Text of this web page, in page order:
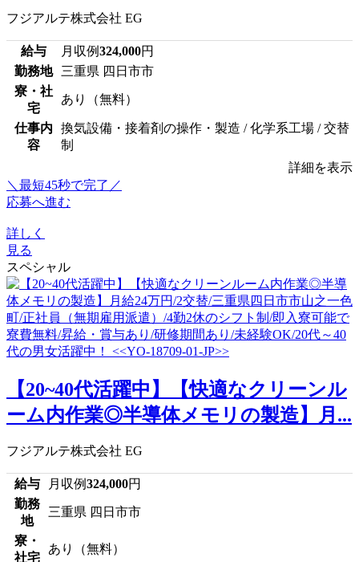
フジアルテ株式会社 EG
給与 月収例324,000円
勤務地
三重県 四日市市
寮・社
宅
あり（無料）
仕事内
容
換気設備・接着剤の操作・製造 / 化学系工場 / 交替
制
詳細を表示
＼最短45秒で完了／
応募へ進む
詳しく
見る
スペシャル
【20~40代活躍中】【快適なクリーンル
ーム内作業◎半導体メモリの製造】月...
フジアルテ株式会社 EG
給与 月収例324,000円
勤務
地
三重県 四日市市
寮・
社宅
あり（無料）